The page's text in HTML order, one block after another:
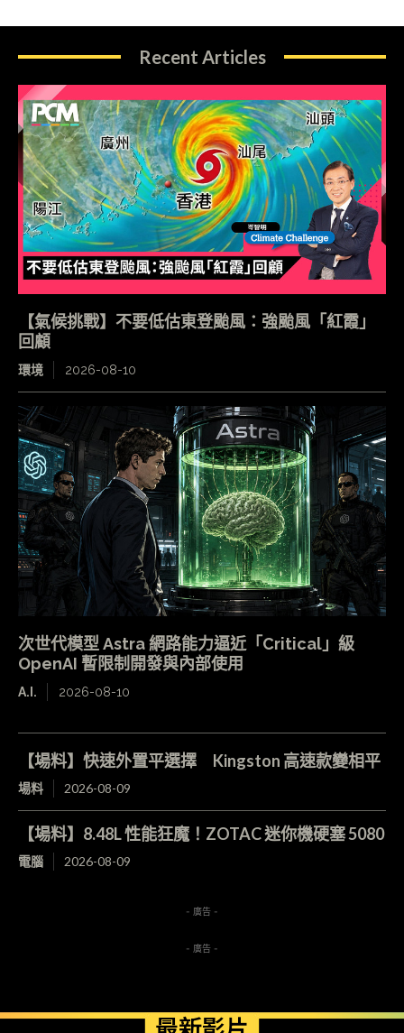
Recent Articles
【氣候挑戰】不要低估東登颱風：強颱風「紅霞」
回顧
環境 2026-08-10
次世代模型 Astra 網路能力逼近「Critical」級
OpenAI 暫限制開發與內部使用
A.I. 2026-08-10
【場料】快速外置平選擇 Kingston 高速款變相平
場料 2026-08-09
【場料】8.48L 性能狂魔！ZOTAC 迷你機硬塞 5080
電腦 2026-08-09
- 廣告 -
- 廣告 -
最新影片